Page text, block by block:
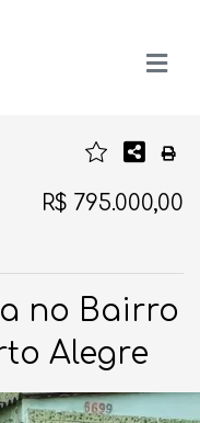
R$ 795.000,00
no Bairro
Alegre